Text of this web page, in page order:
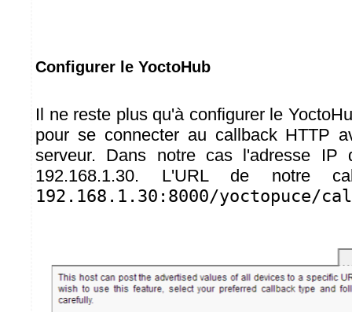
Configurer le YoctoHub
Il ne reste plus qu'à configurer le
pour se connecter au callback HTTP
serveur. Dans notre cas l'adresse IP
192.168.1.30. L'URL de notre
192.168.1.30:8000/yoctopuce/